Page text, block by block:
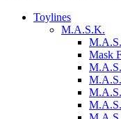
Toylines
M.A.S.K.
Mask